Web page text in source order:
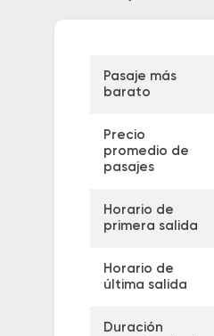
Pasaje más
barato
Precio
promedio de
pasajes
Horario de
primera salida
Horario de
última salida
Duración